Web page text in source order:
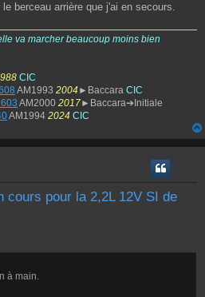
berceau arrière que j'ai en secours.
va marcher beaucoup moins bien
CIC
AM1993 2004 ►Baccara CIC
AM2000 2017►Baccara➔Initiale
AM1994 2024 CIC
cours pour la 2,2L 12V SI de
à main.